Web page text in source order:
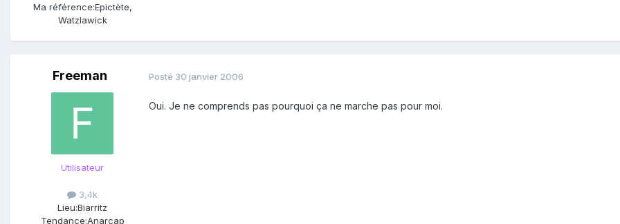
Ma référence:Epictète,
Watzlawick
Freeman
Utilisateur
3,4k
Lieu:Biarritz
Tendance:Anarcap
Posté 30 janvier 2006
Oui. Je ne comprends pas pourquoi ça ne marche pas pour moi.